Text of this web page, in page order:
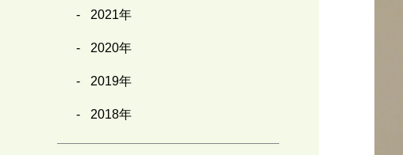
2021年
2020年
2019年
2018年